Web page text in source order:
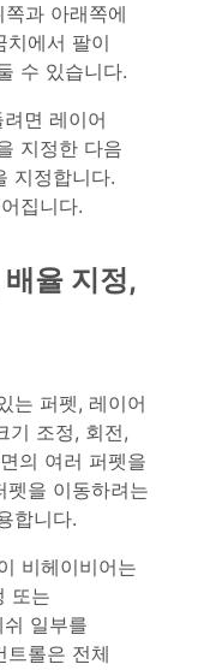
과 아래쪽에
치에서 팔이
수 있습니다.
면 레이어
지정한 다음
지정합니다.
집니다.
율 지정,
는 퍼펫, 레이어
기 조정, 회전,
의 여러 퍼펫을
펫을 이동하려는
합니다.
비헤이비어는
또는
일부를
롤은 전체